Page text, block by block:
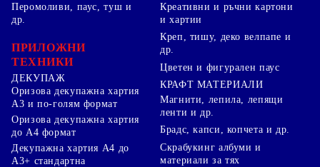
Перомоливи, паус, туш и
др.
ПРИЛОЖНИ
ТЕХНИКИ
ДЕКУПАЖ
Оризова декупажна хартия
А3 и по-голям формат
Оризова декупажна хартия
до А4 формат
Декупажна хартия А4 до
А3+ стандартна
Креативни и ръчни картони
и хартии
Креп, тишу, деко велпапе и
др.
Цветен и фигурален паус
КРАФТ МАТЕРИАЛИ
Магнити, лепила, лепящи
ленти и др.
Брадс, капси, копчета и др.
Скрабукинг албуми и
материали за тях